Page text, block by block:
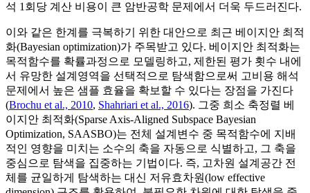
석 1회당 계산 비용이 큰 암반공학 문제에서 더욱 두드러진다.
이와 같은 한계를 극복하기 위한 대안으로 최근 베이지안 최적
화(Bayesian optimization)가 주목받고 있다. 베이지안 최적화는
목적함수를 확률과정으로 모델링하고, 제한된 평가 횟수 내에
서 유망한 설계영역을 선택적으로 탐색함으로써 고비용 해석
문제에서 높은 샘플 효율을 확보할 수 있다는 장점을 가진다
(Brochu et al., 2010, Shahriari et al., 2016). 그중 희소 축정렬 베
이지안 최적화(Sparse Axis-Aligned Subspace Bayesian
Optimization, SAASBO)는 전체 설계변수 중 목적함수에 지배
적인 영향을 미치는 소수의 축을 자동으로 식별하고, 그 축을
중심으로 탐색을 집중하는 기법이다. 즉, 고차원 설계공간 전
체를 균일하게 탐색하는 대신 저유효차원(low effective